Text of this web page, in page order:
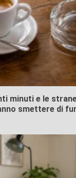
minuti e le
smettere di